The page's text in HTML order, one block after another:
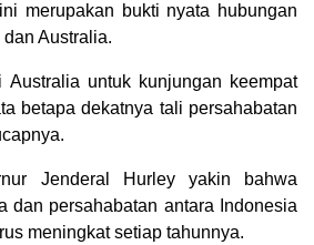
merupakan bukti nyata hubungan
Australia.
Australia untuk kunjungan keempat
betapa dekatnya tali persahabatan
Jenderal Hurley yakin bahwa
dan persahabatan antara Indonesia
meningkat setiap tahunnya.